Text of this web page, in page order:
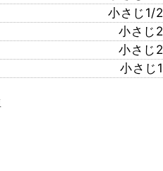
小さじ1/2
小さじ2
小さじ2
小さじ1